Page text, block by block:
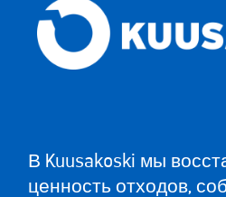
В Kuusakoski мы
ценность отходов,